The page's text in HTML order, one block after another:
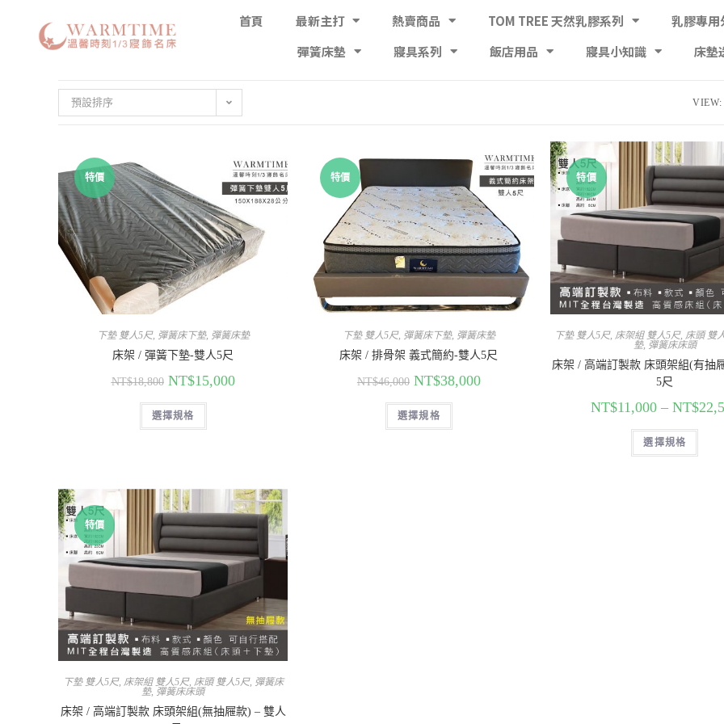
首頁 最新主打 熱賣商品 TOM TREE 天然乳膠系列 乳膠專用
彈簧床墊
寢具系列 飯店用品 寢具小知識 床墊
預設排序 VIEW:
特價
下墊 雙人5尺, 彈簧床下墊, 彈簧床墊
床架 / 彈簧下墊-雙人5尺
NT$18,800 NT$15,000
選擇規格
特價
下墊 雙人5尺, 彈簧床下墊, 彈簧床墊
床架 / 排骨架 義式簡約-雙人5尺
NT$46,000 NT$38,000
選擇規格
特價
下墊 雙人5尺, 床架組 雙人5尺, 床頭 雙
墊, 彈簧床床頭
床架 / 高端訂製款 床頭架組(有抽
5尺
NT$11,000– NT$
選擇規格
特價
下墊 雙人5尺, 床架組 雙人5尺, 床頭 雙人5尺, 彈簧床
墊, 彈簧床床頭
床架 / 高端訂製款 床頭架組(無抽屜款) – 雙人